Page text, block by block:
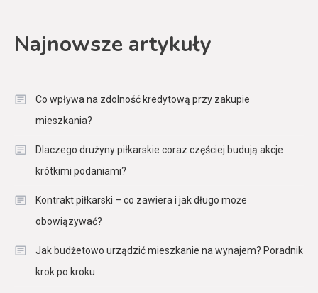
Najnowsze artykuły
Co wpływa na zdolność kredytową przy zakupie
mieszkania?
Dlaczego drużyny piłkarskie coraz częściej budują akcje
krótkimi podaniami?
Kontrakt piłkarski – co zawiera i jak długo może
obowiązywać?
Jak budżetowo urządzić mieszkanie na wynajem? Poradnik
krok po kroku